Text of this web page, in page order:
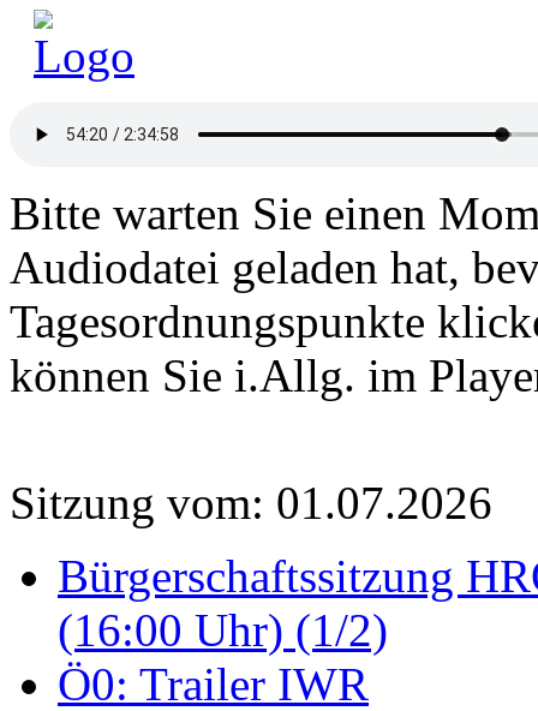
Bitte warten Sie einen
Audiodatei geladen hat,
Tagesordnungspunkte
können Sie i.Allg. im
Sitzung vom: 01.07.2026
Bürgerschaftssitzung
(16:00 Uhr) (1/2)
Ö0: Trailer IWR